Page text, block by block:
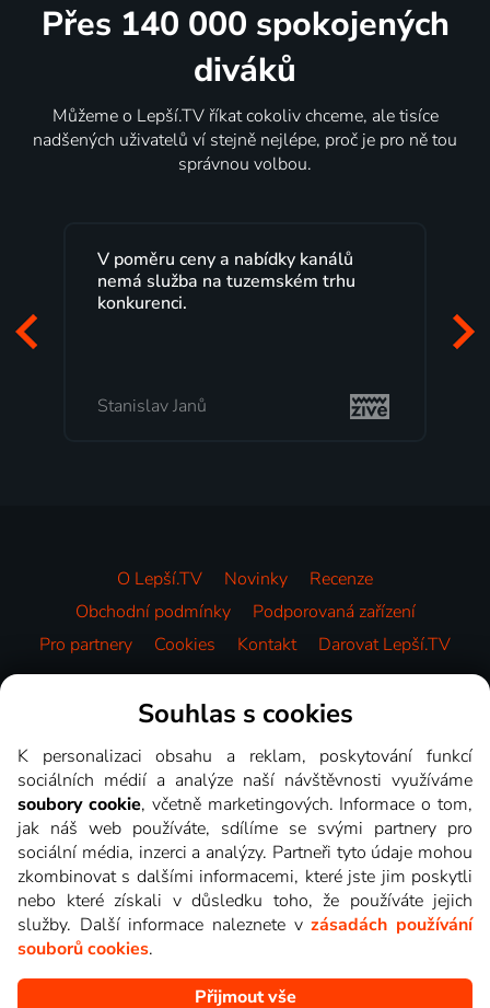
Přes 140 000 spokojených
diváků
Můžeme o Lepší.TV říkat cokoliv chceme, ale tisíce
nadšených uživatelů ví stejně nejlépe, proč je pro ně tou
správnou volbou.
Lepší.TV sleduji už několik let s
maximální spokojeností. Velký výběr
programů a nemuset běžet k TV na
Milada Tomešová
O Lepší.TV Novinky
Recenze
Obchodní podmínky
Podporovaná zařízení
Pro partnery
Cookies Kontakt Darovat Lepší.TV
Videotéka
Copyright © goNET s.r.o. Na tomto webu jsou zobrazovány
Souhlas s cookies
K personalizaci obsahu a reklam, poskytování funkcí
sociálních médií a analýze naší návštěvnosti využíváme
soubory cookie, včetně marketingových. Informace o tom,
jak náš web používáte, sdílíme se svými partnery pro
sociální média, inzerci a analýzy. Partneři tyto údaje mohou
zkombinovat s dalšími informacemi, které jste jim poskytli
nebo které získali v důsledku toho, že používáte jejich
služby. Další informace naleznete vzásadách používání
souborů cookies.
Přijmout vše